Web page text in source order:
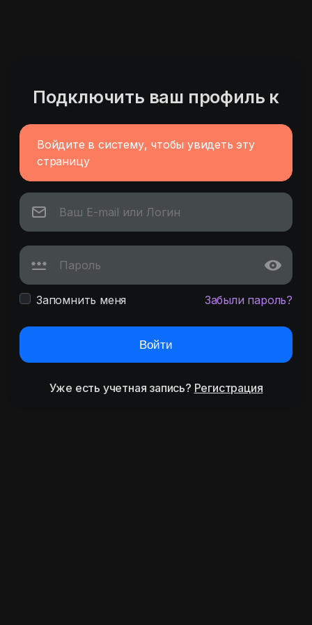
Подключить ваш профиль к
Войдите в систему, чтобы увидеть эту
страницу
Запомнить меня Забыли пароль?
Войти
Уже есть учетная запись? Регистрация